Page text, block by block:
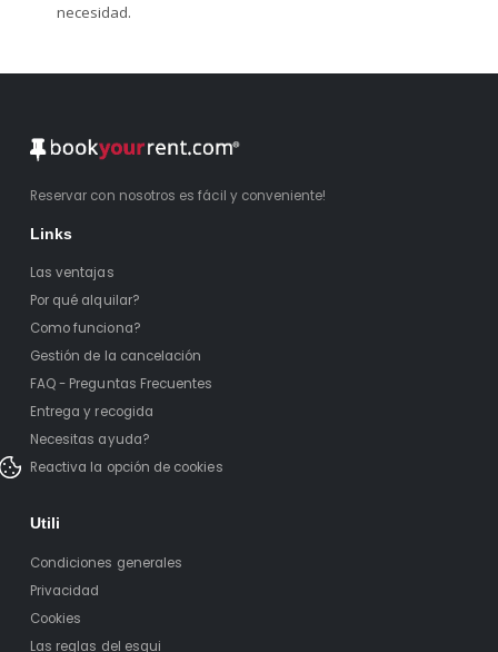
necesidad.
Reservar con nosotros es fácil y conveniente!
Links
Las ventajas
Por qué alquilar?
Como funciona?
Gestión de la cancelación
FAQ - Preguntas Frecuentes
Entrega y recogida
Necesitas ayuda?
Reactiva la opción de cookies
Utili
Condiciones generales
Privacidad
Cookies
Las reglas del esqui